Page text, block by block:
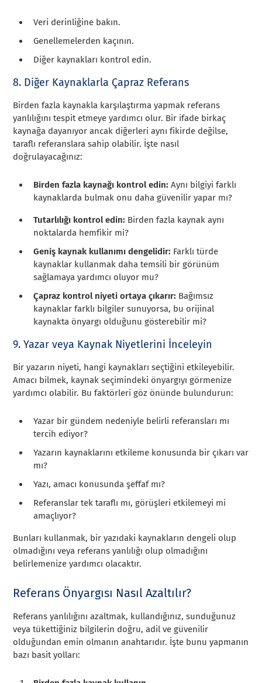
Veri derinliğine bakın.
Genellemelerden kaçının.
Diğer kaynakları kontrol edin.
8. Diğer Kaynaklarla Çapraz Referans
Birden fazla kaynakla karşılaştırma yapmak referans
yanlılığını tespit etmeye yardımcı olur. Bir ifade birkaç
kaynağa dayanıyor ancak diğerleri aynı fikirde değilse,
taraflı referanslara sahip olabilir. İşte nasıl
doğrulayacağınız:
Birden fazla kaynağı kontrol edin:Aynı bilgiyi farklı
kaynaklarda bulmak onu daha güvenilir yapar mı?
Tutarlılığı kontrol edin: Birden fazla kaynak aynı
noktalarda hemfikir mi?
Geniş kaynak kullanımı dengelidir: Farklı türde
kaynaklar kullanmak daha temsili bir görünüm
sağlamaya yardımcı oluyor mu?
Çapraz kontrol niyeti ortaya çıkarır: Bağımsız
kaynaklar farklı bilgiler sunuyorsa, bu orijinal
kaynakta önyargı olduğunu gösterebilir mi?
9. Yazar veya Kaynak Niyetlerini İnceleyin
Bir yazarın niyeti, hangi kaynakları seçtiğini etkileyebilir.
Amacı bilmek, kaynak seçimindeki önyargıyı görmenize
yardımcı olabilir. Bu faktörleri göz önünde bulundurun:
Yazar bir gündem nedeniyle belirli referansları mı
tercih ediyor?
Yazarın kaynaklarını etkileme konusunda bir çıkarı var
mı?
Yazı, amacı konusunda şeffaf mı?
Referanslar tek taraflı mı, görüşleri etkilemeyi mi
amaçlıyor?
Bunları kullanmak, bir yazıdaki kaynakların dengeli olup
olmadığını veya referans yanlılığı olup olmadığını
belirlemenize yardımcı olacaktır.
Referans Önyargısı Nasıl Azaltılır?
Referans yanlılığını azaltmak, kullandığınız, sunduğunuz
veya tükettiğiniz bilgilerin doğru, adil ve güvenilir
olduğundan emin olmanın anahtarıdır. İşte bunu yapmanın
bazı basit yolları: